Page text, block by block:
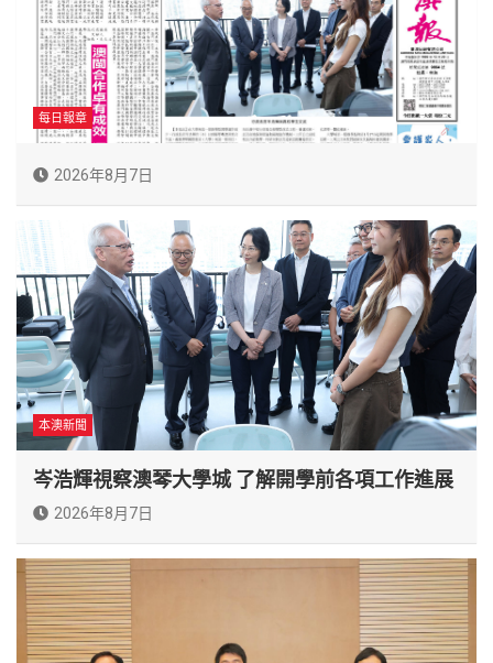
每日報章
2026年8月7日
本澳新聞
岑浩輝視察澳琴大學城 了解開學前各項工作進展
2026年8月7日